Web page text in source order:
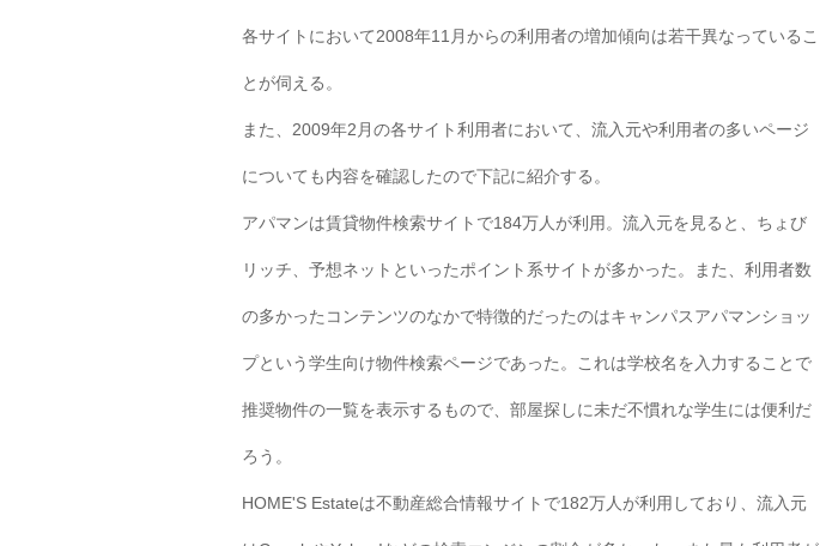
各サイトにおいて2008年11月からの利用者の増加傾向は若干異なっているこ
とが伺える。
また、2009年2月の各サイト利用者において、流入元や利用者の多いページ
についても内容を確認したので下記に紹介する。
アパマンは賃貸物件検索サイトで184万人が利用。流入元を見ると、ちょび
リッチ、予想ネットといったポイント系サイトが多かった。また、利用者数
の多かったコンテンツのなかで特徴的だったのはキャンパスアパマンショッ
プという学生向け物件検索ページであった。これは学校名を入力することで
推奨物件の一覧を表示するもので、部屋探しに未だ不慣れな学生には便利だ
ろう。
HOME'S Estateは不動産総合情報サイトで182万人が利用しており、流入元